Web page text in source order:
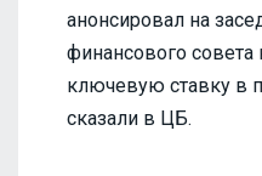
анонсировал на
финансового совета
ключевую ставку в
сказали в ЦБ.